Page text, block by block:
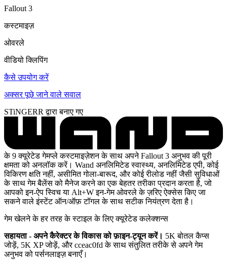
Fallout 3
कस्टमाइज़
ओवरले
वीडियो क्लिपिंग
कैसे उपयोग करें
अक्सर पूछे जाने वाले सवाल
STiNGERR द्वारा बनाए गए
के 9 क्यूरेटेड गेमप्ले कस्टमाइज़ेशन के साथ अपने Fallout 3 अनुभव की पूरी
क्षमता को अनलॉक करें। Wand अनलिमिटेड स्वास्थ्य, अनलिमिटेड एपी, कोई
विकिरण क्षति नहीं, असीमित गोला-बारूद, और कोई रीलोड नहीं जैसी सुविधाओं
के साथ गेम बैलेंस को मैनेज करने का एक बेहतर तरीका प्रदान करता है, जो
आपको इन-ऐप स्विच या Alt+W इन-गेम ओवरले के ज़रिए ऐक्सेस किए जा
सकने वाले इंस्टेंट ऑन/ऑफ़ टॉगल के साथ सटीक नियंत्रण देता है।
गेम खेलने के हर तरह के स्टाइल के लिए क्यूरेटेड कलेक्शन्स
सहायता - अपने कैरेक्टर के विकास को फ़ाइन-ट्यून करें। 5K बोतल कैप्स
जोड़ें, 5K XP जोड़ें, और cceac0fd के साथ संतुलित तरीके से अपने गेम
अनुभव को पर्सनलाइज़ बनाएँ।